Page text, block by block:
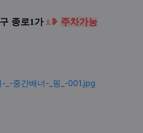
종로1가ᦸ❥ 주차가능